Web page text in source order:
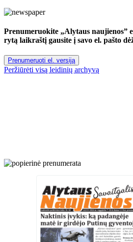
Prenumeruokite „Alytaus naujienos”
rytą laikraštį gausite į savo el. pašto
Prenumeruoti el. versiją
Peržiūrėti visą leidinių archyvą